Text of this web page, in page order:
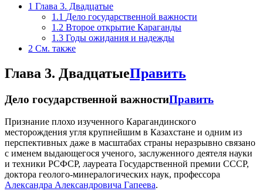
1 Глава 3. Двадцатые
1.1 Дело государственной важности
1.2 Второе открытие Караганды
1.3 Годы ожидания и надежды
2 См. также
Глава 3. ДвадцатыеПравить
Дело государственной важностиПравить
Признание плохо изученного Карагандинского
месторождения угля крупнейшим в Казахстане и одним из
перспективных даже в масштабах страны неразрывно связано
с именем выдающегося ученого, заслуженного деятеля науки
и техники РСФСР, лауреата Государственной премии СССР,
доктора геолого-минералогических наук, профессора
Александра Александровича Гапеева.